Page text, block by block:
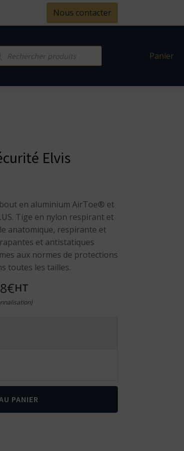
Nous contacter
Panier
Elvis
en aluminium AirToe® et
Tige en nylon respirant et
anatomique, respirante et
et antistatiques
aux normes de protections
toutes les tailles.
HT
PANIER